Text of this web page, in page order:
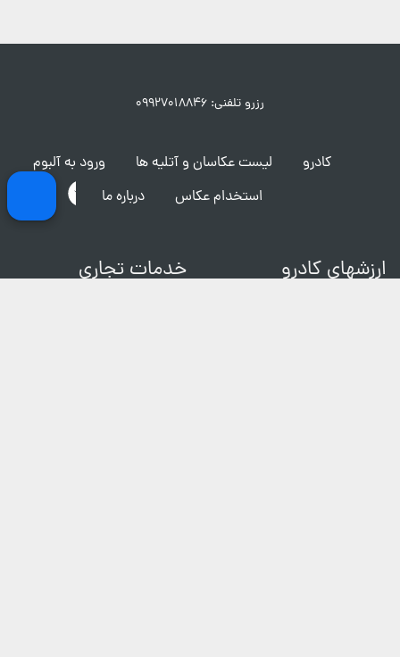
رزرو تلفنی: ۰۹۹۲۷۰۱۸۸۴۶
کادرو لیست عکاسان و آتلیه ها
ورود به آلبوم
استخدام عکاس
درباره ما
ارزشهای کادرو خدمات تجاری